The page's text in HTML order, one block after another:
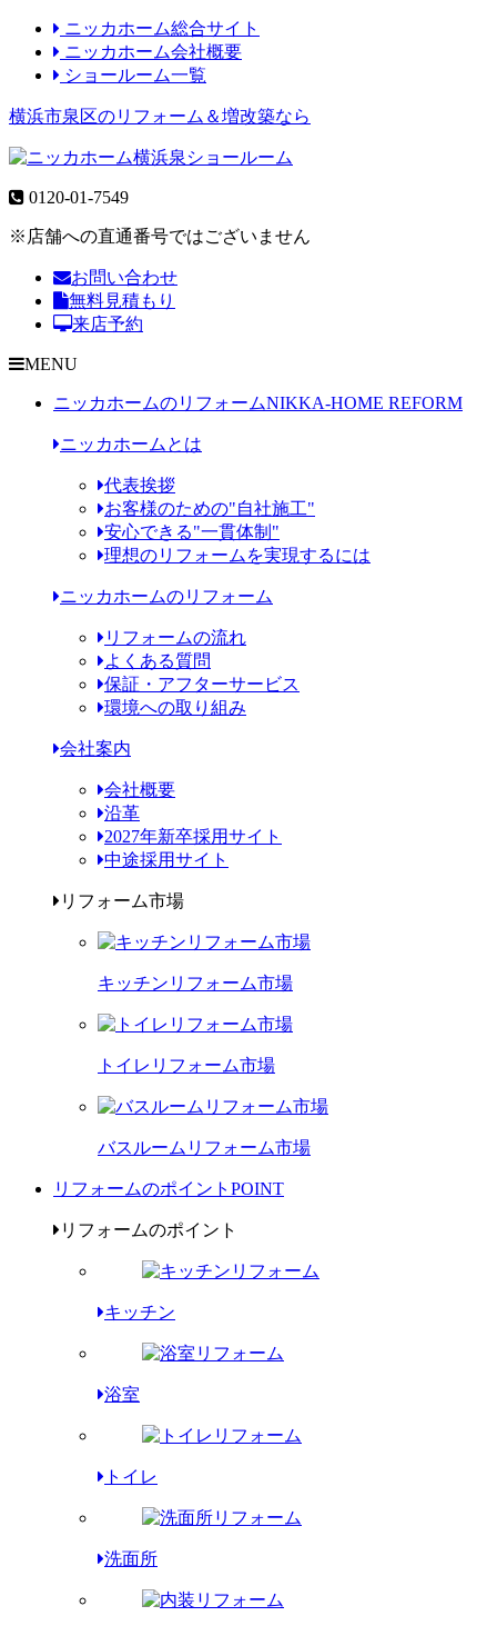
ニッカホーム総合サイト
ニッカホーム会社概要
ショールーム一覧
横浜市泉区のリフォーム＆増改築なら
0120-01-7549
※店舗への直通番号ではございません
お問い合わせ
無料見積もり
来店予約
MENU
ニッカホームのリフォームNIKKA-HOME REFORM
ニッカホームとは
代表挨拶
お客様のための"自社施工"
安心できる"一貫体制"
理想のリフォームを実現するには
ニッカホームのリフォーム
リフォームの流れ
よくある質問
保証・アフターサービス
環境への取り組み
会社案内
会社概要
沿革
2027年新卒採用サイト
中途採用サイト
リフォーム市場
キッチンリフォーム市場
トイレリフォーム市場
バスルームリフォーム市場
リフォームのポイント POINT
リフォームのポイント
キッチン
浴室
トイレ
洗面所